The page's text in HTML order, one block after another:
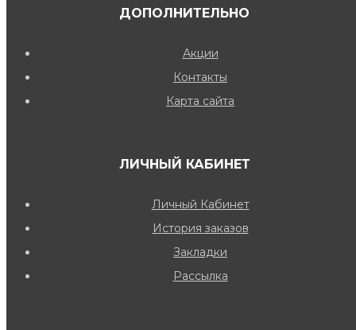
ДОПОЛНИТЕЛЬНО
Акции
Контакты
Карта сайта
ЛИЧНЫЙ КАБИНЕТ
Личный Кабинет
История заказов
Закладки
Рассылка